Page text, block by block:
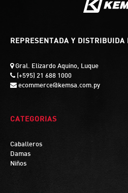
REPRESENTADA Y DISTRIBUIDA
Gral. Elizardo Aquino, Luque
(+595) 21 688 1000
ecommerce@kemsa.com.py
CATEGORIAS
Caballeros
Damas
Niños